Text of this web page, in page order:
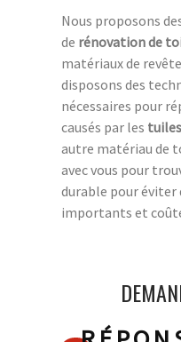
Nous proposons
de rénovation de
matériaux de
disposons des
nécessaires pour
causés par les tuiles
autre matériau de
avec vous pour
durable pour éviter
importants et